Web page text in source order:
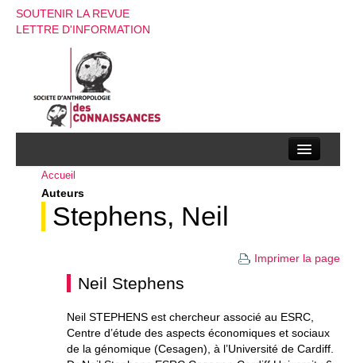
SOUTENIR LA REVUE
LETTRE D'INFORMATION
La société d’anthropologie des connaissances
La revue
Evenements
Accueil
Auteurs
Stephens, Neil
Imprimer la page
Neil Stephens
Neil STEPHENS est chercheur associé au ESRC,
Centre d’étude des aspects économiques et sociaux
de la génomique (Cesagen), à l’Université de Cardiff.